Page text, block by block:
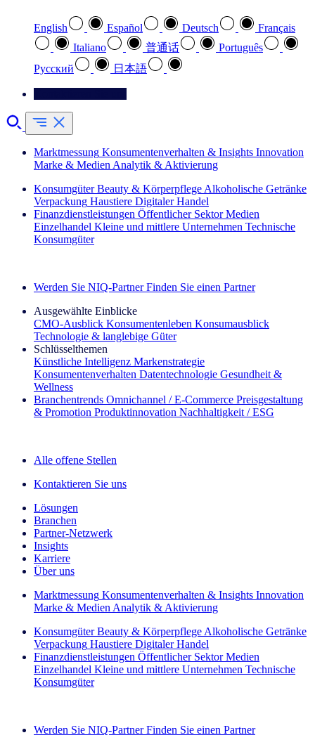
English Español Deutsch
Français
Italiano
普通话
Português
Pусский
日本語
Marktmessung Konsumentenverhalten & Insights Innovation
Marke & Medien Analytik & Aktivierung
Konsumgüter Beauty & Körperpflege Alkoholische Getränke
Verpackung Haustiere Digitaler Handel
Finanzdienstleistungen Öffentlicher Sektor Medien
Einzelhandel Kleine und mittlere Unternehmen Technische
Konsumgüter
Werden Sie NIQ-Partner Finden Sie einen Partner
Ausgewählte Einblicke
CMO‑Ausblick Konsumentenleben Konsumausblick
Technologie & langlebige Güter
Schlüsselthemen
Künstliche Intelligenz Markenstrategie
Konsumentenverhalten Datentechnologie Gesundheit &
Wellness
Branchentrends Omnichannel / E‑Commerce Preisgestaltung
& Promotion Produktinnovation Nachhaltigkeit / ESG
Alle offene Stellen
Kontaktieren Sie uns
Lösungen
Branchen
Partner-Netzwerk
Insights
Karriere
Über uns
Marktmessung Konsumentenverhalten & Insights Innovation
Marke & Medien Analytik & Aktivierung
Konsumgüter Beauty & Körperpflege Alkoholische Getränke
Verpackung Haustiere Digitaler Handel
Finanzdienstleistungen Öffentlicher Sektor Medien
Einzelhandel Kleine und mittlere Unternehmen Technische
Konsumgüter
Werden Sie NIQ-Partner Finden Sie einen Partner